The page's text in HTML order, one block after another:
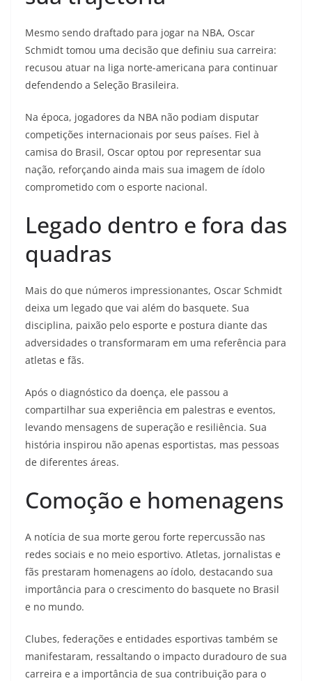
Mesmo sendo draftado para jogar na NBA, Oscar
Schmidt tomou uma decisão que definiu sua carreira:
recusou atuar na liga norte-americana para continuar
defendendo a Seleção Brasileira.
Na época, jogadores da NBA não podiam disputar
competições internacionais por seus países. Fiel à
camisa do Brasil, Oscar optou por representar sua
nação, reforçando ainda mais sua imagem de ídolo
comprometido com o esporte nacional.
Legado dentro e fora das
quadras
Mais do que números impressionantes, Oscar Schmidt
deixa um legado que vai além do basquete. Sua
disciplina, paixão pelo esporte e postura diante das
adversidades o transformaram em uma referência para
atletas e fãs.
Após o diagnóstico da doença, ele passou a
compartilhar sua experiência em palestras e eventos,
levando mensagens de superação e resiliência. Sua
história inspirou não apenas esportistas, mas pessoas
de diferentes áreas.
Comoção e homenagens
A notícia de sua morte gerou forte repercussão nas
redes sociais e no meio esportivo. Atletas, jornalistas e
fãs prestaram homenagens ao ídolo, destacando sua
importância para o crescimento do basquete no Brasil
e no mundo.
Clubes, federações e entidades esportivas também se
manifestaram, ressaltando o impacto duradouro de sua
carreira e a importância de sua contribuição para o